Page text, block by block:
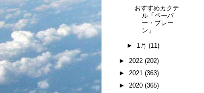
おすすめカクテ
ル「ペーパ
ー・プレー
ン」
► 1月 (11)
► 2022 (202)
► 2021 (363)
► 2020 (365)